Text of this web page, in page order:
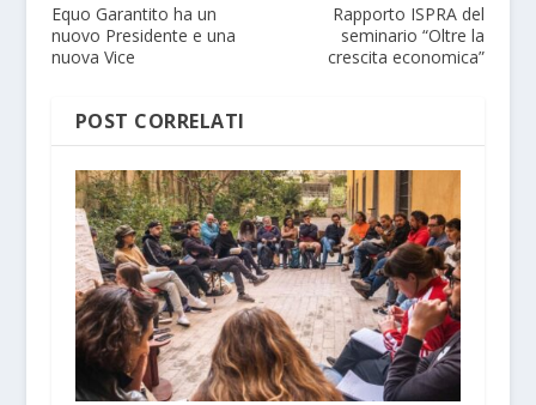
Equo Garantito ha un
nuovo Presidente e una
nuova Vice
Rapporto ISPRA del
seminario “Oltre la
crescita economica”
POST CORRELATI